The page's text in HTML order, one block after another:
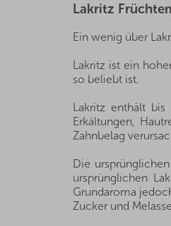
Lakritz
Ein wenig über
Lakritz ist ein
so beliebt ist.
Lakritz enthält
Erkältungen,
Zahnbelag
Die
ursprünglichen
Grundaroma
Zucker und